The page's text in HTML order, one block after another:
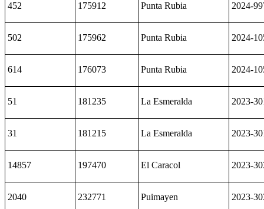
452 175912 Punta Rubia 2024-
502 175962 Punta Rubia 2024-
614 176073 Punta Rubia 2024-
51 181235 La Esmeralda 2023-
31 181215 La Esmeralda 2023-
14857 197470 El Caracol 2023-
2040 232771 Puimayen 2023-